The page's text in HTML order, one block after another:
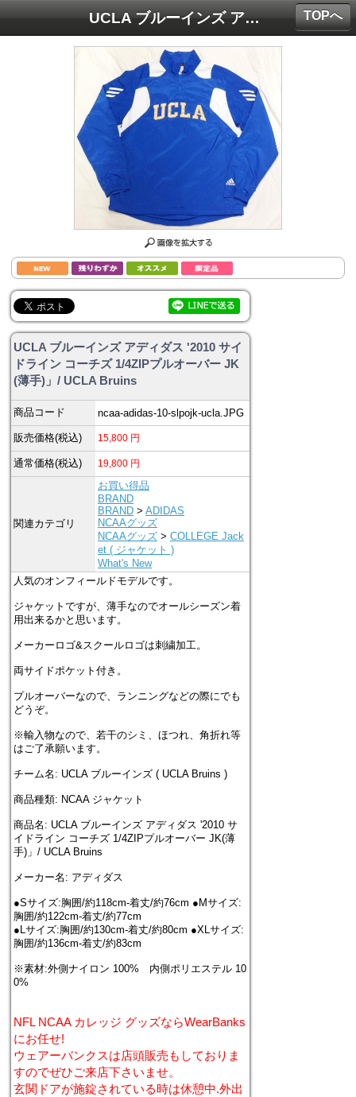
UCLA ブルーインズ アディダス '2010 サイドライン コーチズ 1/4ZIPプルオーバー JK(薄手)」/ UCLA Bruins
UCLA ブルーインズ アディダス '2010 サイ
ドライン コーチズ 1/4ZIPプルオーバー JK
(薄手)」/ UCLA Bruins
商品コード ncaa-adidas-10-slpojk-ucla.JPG
販売価格(税込) 15,800 円
通常価格(税込) 19,800 円
関連カテゴリ
お買い得品
BRAND
BRAND >ADIDAS
NCAAグッズ
NCAAグッズ >COLLEGE Jack
et ( ジャケット )
What's New
人気のオンフィールドモデルです。
ジャケットですが、薄手なのでオールシーズン着
用出来るかと思います。
メーカーロゴ&スクールロゴは刺繍加工。
両サイドポケット付き。
プルオーバーなので、ランニングなどの際にでも
どうぞ。
※輸入物なので、若干のシミ、ほつれ、角折れ等
はご了承願います。
チーム名: UCLA ブルーインズ ( UCLA Bruins )
商品種類: NCAA ジャケット
商品名: UCLA ブルーインズ アディダス '2010 サ
イドライン コーチズ 1/4ZIPプルオーバー JK(薄
手)」/ UCLA Bruins
メーカー名: アディダス
●Sサイズ:胸囲/約118cm-着丈/約76cm ●Mサイズ:
胸囲/約122cm-着丈/約77cm
●Lサイズ:胸囲/約130cm-着丈/約80cm ●XLサイズ:
胸囲/約136cm-着丈/約83cm
※素材:外側ナイロン 100% 内側ポリエステル 10
0%
NFL NCAA カレッジ グッズならWearBanks
にお任せ!
ウェアーバンクスは店頭販売もしておりま
すのでぜひご来店下さいませ。
玄関ドアが施錠されている時は休憩中.外出
TOPへ